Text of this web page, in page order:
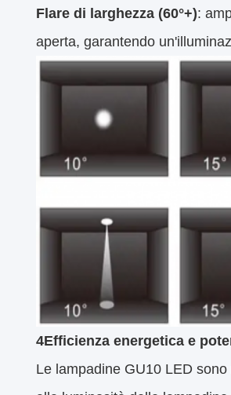
Flare di larghezza (60°+):
aperta, garantendo
4Efficienza energetica e
Le lampadine GU10 LED